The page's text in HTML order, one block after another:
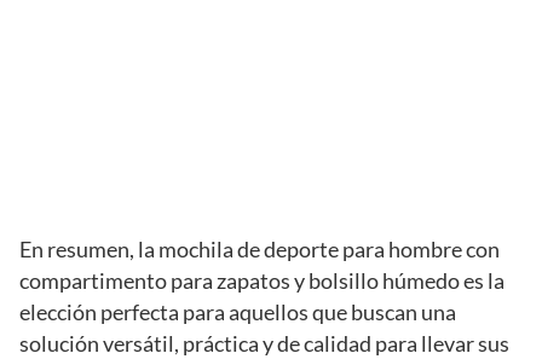
En resumen, la mochila de deporte para hombre con
compartimento para zapatos y bolsillo húmedo es la
elección perfecta para aquellos que buscan una
solución versátil, práctica y de calidad para llevar sus